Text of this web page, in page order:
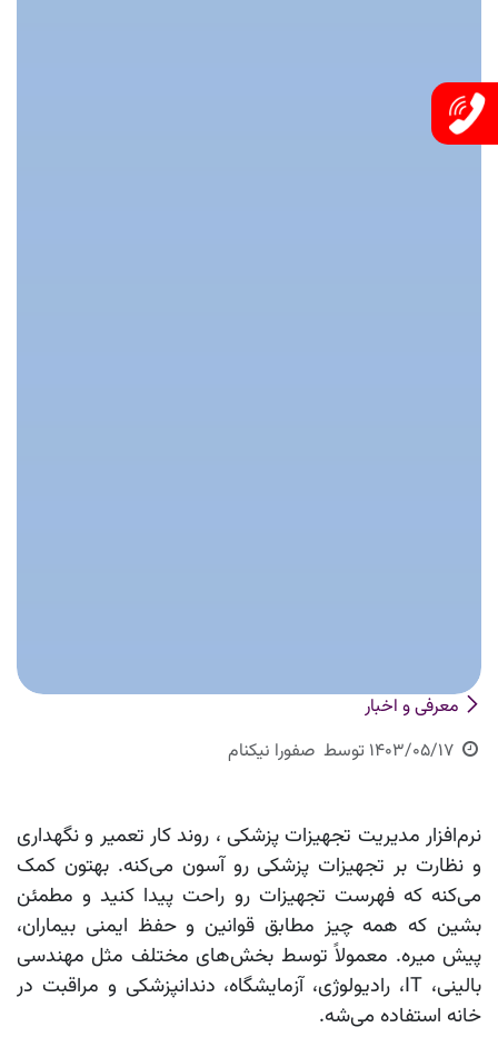
معرفی و اخبار
1403/05/17 توسط صفورا نیکنام
نرم‌افزار مدیریت تجهیزات پزشکی ، روند کار تعمیر و نگهداری
و نظارت بر تجهیزات پزشکی رو آسون می‌کنه. بهتون کمک
می‌کنه که فهرست تجهیزات رو راحت پیدا کنید و مطمئن
بشین که همه چیز مطابق قوانین و حفظ ایمنی بیماران،
پیش میره. معمولاً توسط بخش‌های مختلف مثل مهندسی
بالینی، IT، رادیولوژی، آزمایشگاه، دندانپزشکی و مراقبت در
خانه استفاده می‌شه.